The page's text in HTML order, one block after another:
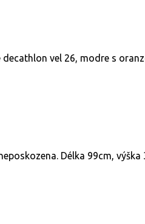
vel 26, modre s
Délka 99cm, výška